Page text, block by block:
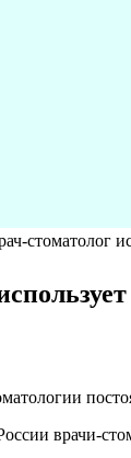
стоматолог
врачи-